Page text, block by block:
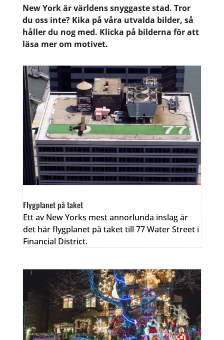
New York är världens snyggaste stad. Tror
du oss inte? Kika på våra utvalda bilder, så
håller du nog med. Klicka på bilderna för att
läsa mer om motivet.
Flygplanet på taket
Ett av New Yorks mest annorlunda inslag är
det här flygplanet på taket till 77 Water Street i
Financial District.